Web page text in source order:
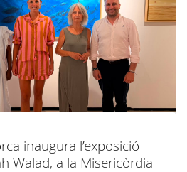
inaugura l’exposició
Walad, a la Misericòrdia